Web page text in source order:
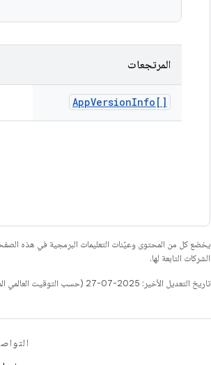
المرتجعات
AppVersionInfo[]
يخضع كل من المحتوى وعيّنات التعليمات البرمجية في هذه
الشركات التابعة لها.
تاريخ التعديل الأخير: 2025-07-27 (حسب التوقيت العالمي المتفَّق عليه)